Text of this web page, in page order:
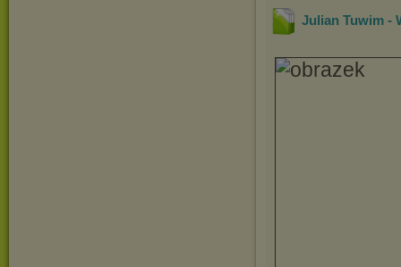
Julian Tuwim -